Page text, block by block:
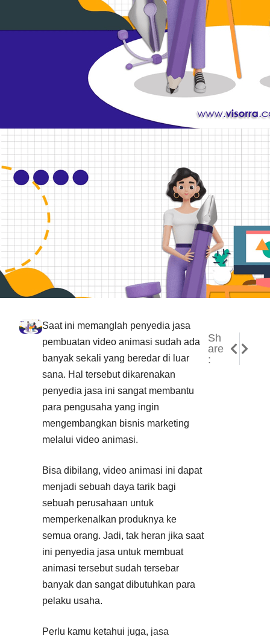
Saat ini memanglah penyedia jasa
pembuatan video animasi sudah ada
banyak sekali yang beredar di luar
sana. Hal tersebut dikarenakan
penyedia jasa ini sangat membantu
para pengusaha yang ingin
mengembangkan bisnis marketing
melalui video animasi.
Bisa dibilang, video animasi ini dapat
menjadi sebuah daya tarik bagi
sebuah perusahaan untuk
memperkenalkan produknya ke
semua orang. Jadi, tak heran jika saat
ini penyedia jasa untuk membuat
animasi tersebut sudah tersebar
banyak dan sangat dibutuhkan para
pelaku usaha.
Perlu kamu ketahui juga, jasa
Sh
are
:
Jasa
Jasa